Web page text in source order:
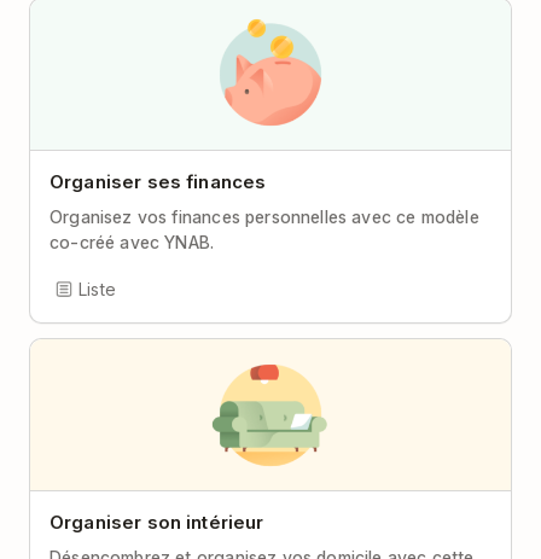
Organiser ses finances
Organisez vos finances personnelles avec ce modèle
co-créé avec YNAB.
Liste
Organiser son intérieur